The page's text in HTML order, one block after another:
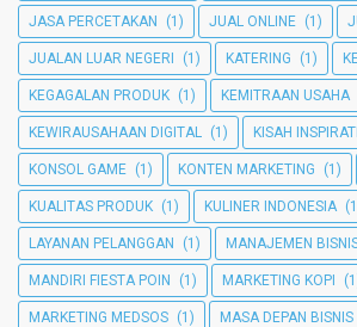
JASA PERCETAKAN (1) JUAL ONLINE (1)
JUALAN LUAR NEGERI (1) KATERING (1)
KEGAGALAN PRODUK (1) KEMITRAAN USAHA
KEWIRAUSAHAAN DIGITAL (1) KISAH
KONSOL GAME (1) KONTEN MARKETING (1)
KUALITAS PRODUK (1) KULINER INDONESIA
LAYANAN PELANGGAN (1) MANAJEMEN
MANDIRI FIESTA POIN (1) MARKETING KOPI
MARKETING MEDSOS (1) MASA DEPAN BISNIS